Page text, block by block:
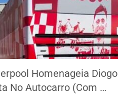
Homenageia Diogo
No Autocarro (Com …